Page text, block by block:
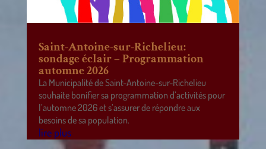
Saint-Antoine-sur-Richelieu:
sondage éclair – Programmation
automne 2026
La Municipalité de Saint-Antoine-sur-Richelieu
souhaite bonifier sa programmation d’activités pour
l’automne 2026 et s’assurer de répondre aux
besoins de sa population.
lire plus